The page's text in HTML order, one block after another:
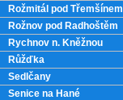
Rožmitál pod Třemšínem
Rožnov pod Radhoštěm
Rychnov n. Kněžnou
Růžďka
Sedlčany
Senice na Hané